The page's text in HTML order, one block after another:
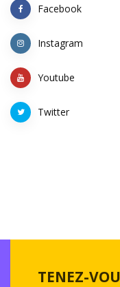
Facebook
Instagram
Youtube
Twitter
TENEZ-